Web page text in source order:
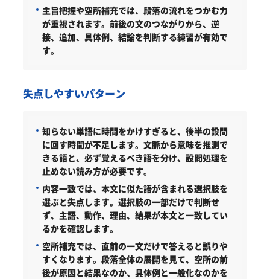
主旨把握や空所補充では、段落の流れをつかむ力
が重視されます。前後の文のつながりから、逆
接、追加、具体例、結論を判断する練習が有効で
す。
失点しやすいパターン
知らない単語に時間をかけすぎると、後半の設問
に回す時間が不足します。文脈から意味を推測で
きる語と、必ず覚えるべき語を分け、設問処理を
止めない読み方が必要です。
内容一致では、本文に似た語が含まれる選択肢を
選ぶと失点します。選択肢の一部だけで判断せ
ず、主語、動作、理由、結果が本文と一致してい
るかを確認します。
空所補充では、直前の一文だけで答えると誤りや
すくなります。段落全体の展開を見て、空所の前
後が原因と結果なのか、具体例と一般化なのかを